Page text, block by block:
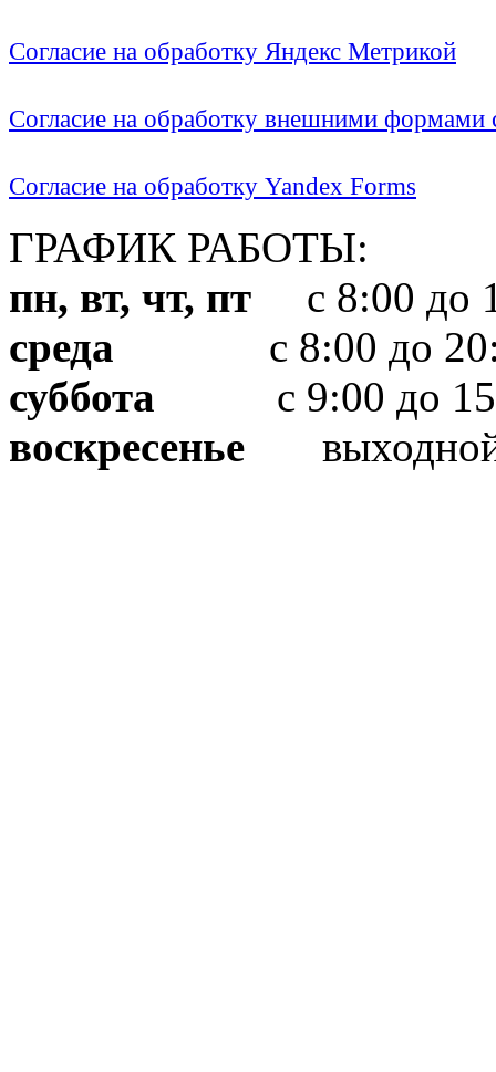
Согласие на обработку Яндекс Метрикой
Согласие на обработку внешними формами
Согласие на обработку Yandex Forms
ГРАФИК РАБОТЫ:
пн, вт, чт, пт с 8:00 до
среда с 8:00 до
суббота с 9:00 до
воскресенье